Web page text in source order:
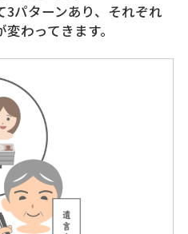
パターンあり、それぞれ
わってきます。